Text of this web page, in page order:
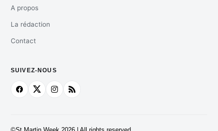
A propos
La rédaction
Contact
SUIVEZ-NOUS
©St Martin Week 2026 | All rights reserved